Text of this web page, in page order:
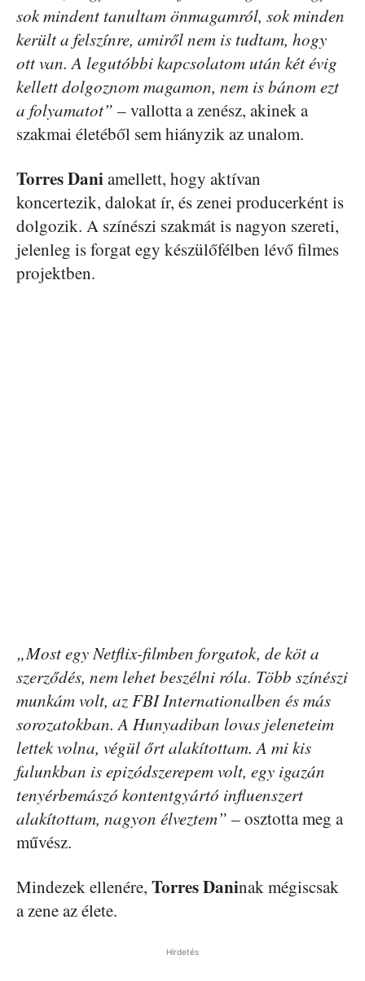
sok mindent tanultam önmagamról, sok minden
került a felszínre, amiről nem is tudtam, hogy
ott van. A legutóbbi kapcsolatom után két évig
kellett dolgoznom magamon, nem is bánom ezt
a folyamatot” – vallotta a zenész, akinek a
szakmai életéből sem hiányzik az unalom.
Torres Daniamellett, hogy aktívan
koncertezik, dalokat ír, és zenei producerként is
dolgozik. A színészi szakmát is nagyon szereti,
jelenleg is forgat egy készülőfélben lévő filmes
projektben.
„Most egy Netflix-filmben forgatok, de köt a
szerződés, nem lehet beszélni róla. Több színészi
munkám volt, az FBI Internationalben és más
sorozatokban. A Hunyadiban lovas jeleneteim
lettek volna, végül őrt alakítottam. A mi kis
falunkban is epizódszerepem volt, egy igazán
tenyérbemászó kontentgyártó influenszert
alakítottam, nagyon élveztem” – osztotta meg a
művész.
Mindezek ellenére, Torres Daninak mégiscsak
a zene az élete.
Hirdetés